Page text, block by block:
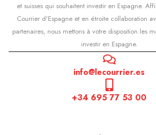
et suisses qui souhaitent investir en Espagne.
Courrier d'Espagne et en étroite collaboration
partenaires, nous mettons à votre disposition les
investir en Espagne.
info@lecourrier.es
+34 695 77 53 00